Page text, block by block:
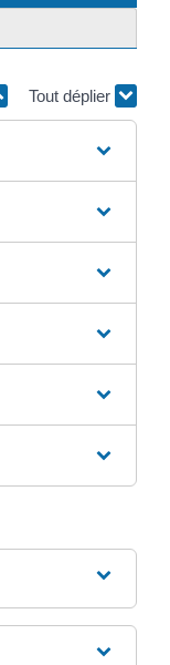
Tout déplier